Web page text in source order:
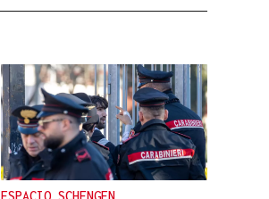
ESPACIO SCHENGEN